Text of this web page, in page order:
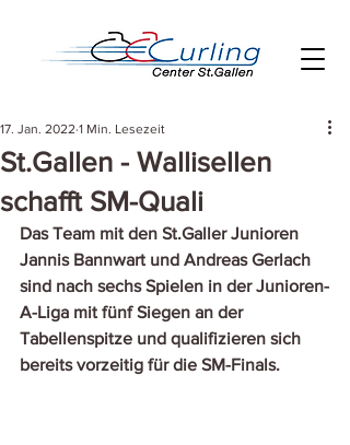
St.Gallen - Wallisellen
schafft SM-Quali
17. Jan. 2022 1 Min. Lesezeit
Das Team mit den St.Galler Junioren
Jannis Bannwart und Andreas Gerlach
sind nach sechs Spielen in der Junioren-
A-Liga mit fünf Siegen an der
Tabellenspitze und qualifizieren sich
bereits vorzeitig für die SM-Finals.